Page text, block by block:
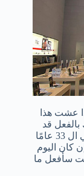
“إذا عشت هذا
بالفعل قد
كنت على حق” وقد تأثرت بها كثيرًا مما جعلني في ال 33 عامًا
كان اليوم
سأفعل ما